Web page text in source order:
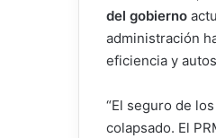
del gobierno
administración
eficiencia y
“El seguro de los
colapsado. El